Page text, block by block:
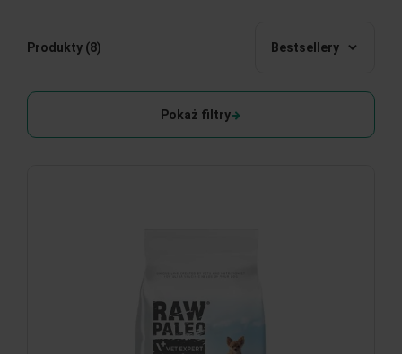
Produkty (8) Bestsellery
Pokaż filtry